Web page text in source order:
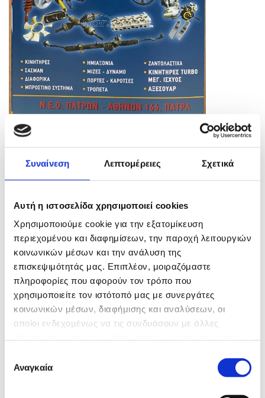
Συναίνεση Λεπτομέρειες Σχετικά
Αυτή η ιστοσελίδα χρησιμοποιεί cookies
Χρησιμοποιούμε cookie για την εξατομίκευση
περιεχομένου και διαφημίσεων, την παροχή λειτουργιών
κοινωνικών μέσων και την ανάλυση της
επισκεψιμότητάς μας. Επιπλέον, μοιραζόμαστε
πληροφορίες που αφορούν τον τρόπο που
χρησιμοποιείτε τον ιστότοπό μας με συνεργάτες
κοινωνικών μέσων, διαφήμισης και αναλύσεων, οι
οποίοι ενδεχομένως να τις συνδυάσουν με άλλες
των υπηρεσιών τους.
συγκατάθεσης
Αναγκαία
Δοκιμασμένοι Μεταχειρισμένοι
Αμέσως μετά τα ανταλλακτικά, η μεγαλύτερη
εξειδίκευσή μας εστιάζει στην
κατηγορία μεταχειρισμένοι κινητήρες αυτοκιν
ήτων. Εισάγουμε και διαθέτουμε
δοκιμασμένες μηχανές σε άριστη λειτουργική
κατάσταση:
• Κινητήρες Πετρελαίου (Diesel):
Intercooler, Isuzu 4JA1/4JB1, Mitsubishi
4D56), ιδανικά για βαριά επαγγελματική και